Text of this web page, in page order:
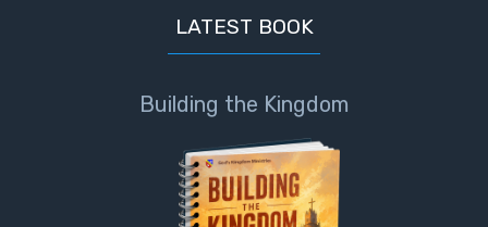
LATEST BOOK
Building the Kingdom